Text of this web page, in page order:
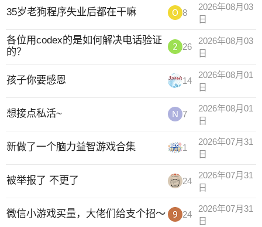
35岁老狗程序失业后都在干嘛 8
2026年08月03
日
各位用codex的是如何解决电话验证
的？
26
2026年08月03
日
孩子你要感恩 14
2026年08月01
日
想接点私活~ 7
2026年08月01
日
新做了一个脑力益智游戏合集 1
2026年07月31
日
被举报了 不更了 24
2026年07月31
日
微信小游戏买量，大佬们给支个招～ 24
2026年07月31
日